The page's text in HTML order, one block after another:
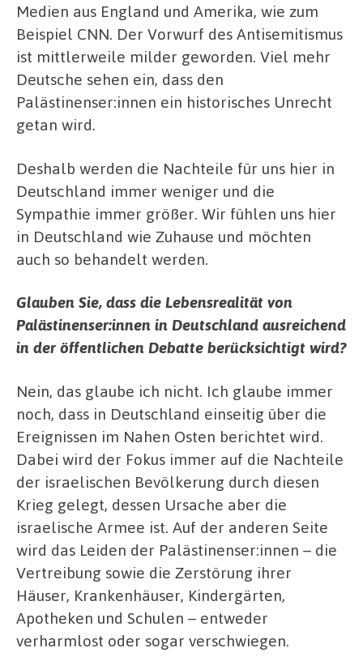
Medien aus England und Amerika, wie zum
Beispiel CNN. Der Vorwurf des Antisemitismus
ist mittlerweile milder geworden. Viel mehr
Deutsche sehen ein, dass den
Palästinenser:innen ein historisches Unrecht
getan wird.
Deshalb werden die Nachteile für uns hier in
Deutschland immer weniger und die
Sympathie immer größer. Wir fühlen uns hier
in Deutschland wie Zuhause und möchten
auch so behandelt werden.
Glauben Sie, dass die Lebensrealität von
Palästinenser:innen in Deutschland ausreichend
in der öffentlichen Debatte berücksichtigt wird?
Nein, das glaube ich nicht. Ich glaube immer
noch, dass in Deutschland einseitig über die
Ereignissen im Nahen Osten berichtet wird.
Dabei wird der Fokus immer auf die Nachteile
der israelischen Bevölkerung durch diesen
Krieg gelegt, dessen Ursache aber die
israelische Armee ist. Auf der anderen Seite
wird das Leiden der Palästinenser:innen – die
Vertreibung sowie die Zerstörung ihrer
Häuser, Krankenhäuser, Kindergärten,
Apotheken und Schulen – entweder
verharmlost oder sogar verschwiegen.